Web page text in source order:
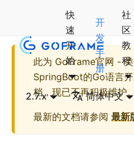
快
速
开
始
开
发
手
册
社
区
教
程
2.7.x 简体中文
此为 GoFrame官网 -
SpringBoot的Go语言
档，现已不再积极维护。
最新的文档请参阅 最新